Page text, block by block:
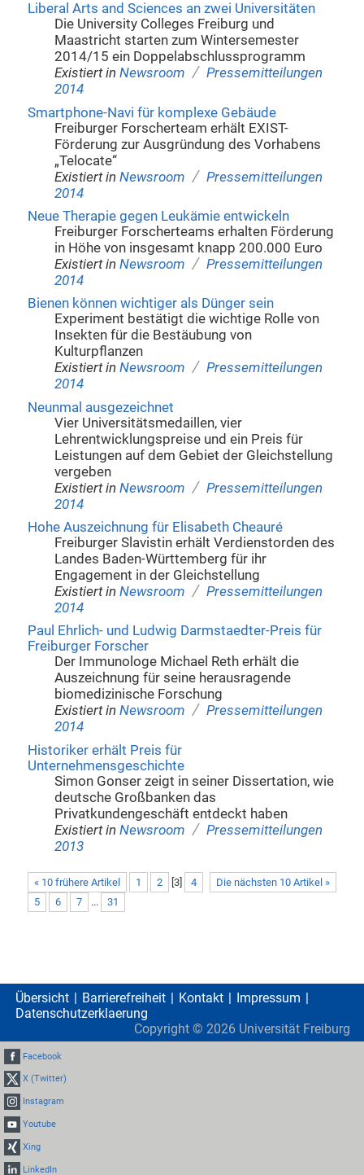
Liberal Arts and Sciences an zwei Universitäten
Die University Colleges Freiburg und
Maastricht starten zum Wintersemester
2014/15 ein Doppelabschlussprogramm
Existiert in Newsroom / Pressemitteilungen
2014
Smartphone-Navi für komplexe Gebäude
Freiburger Forscherteam erhält EXIST-
Förderung zur Ausgründung des Vorhabens
„Telocate“
Existiert in Newsroom / Pressemitteilungen
2014
Neue Therapie gegen Leukämie entwickeln
Freiburger Forscherteams erhalten Förderung
in Höhe von insgesamt knapp 200.000 Euro
Existiert in Newsroom / Pressemitteilungen
2014
Bienen können wichtiger als Dünger sein
Experiment bestätigt die wichtige Rolle von
Insekten für die Bestäubung von
Kulturpflanzen
Existiert in Newsroom / Pressemitteilungen
2014
Neunmal ausgezeichnet
Vier Universitätsmedaillen, vier
Lehrentwicklungspreise und ein Preis für
Leistungen auf dem Gebiet der Gleichstellung
vergeben
Existiert in Newsroom / Pressemitteilungen
2014
Hohe Auszeichnung für Elisabeth Cheauré
Freiburger Slavistin erhält Verdienstorden des
Landes Baden-Württemberg für ihr
Engagement in der Gleichstellung
Existiert in Newsroom / Pressemitteilungen
2014
Paul Ehrlich- und Ludwig Darmstaedter-Preis für
Freiburger Forscher
Der Immunologe Michael Reth erhält die
Auszeichnung für seine herausragende
biomedizinische Forschung
Existiert in Newsroom / Pressemitteilungen
2014
Historiker erhält Preis für
Unternehmensgeschichte
Simon Gonser zeigt in seiner Dissertation, wie
deutsche Großbanken das
Privatkundengeschäft entdeckt haben
Existiert in Newsroom / Pressemitteilungen
2013
« 10 frühere Artikel Die nächsten 10 Artikel »
1 2 3]
4
5
6 7 ... 31
Übersicht Barrierefreiheit Kontakt
Impressum
Datenschutzerklaerung
Copyright © 2026 Universität Freiburg
Facebook
X (Twitter)
Instagram
Youtube
Xing
LinkedIn